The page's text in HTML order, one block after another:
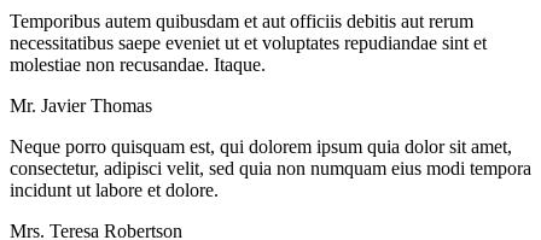
Temporibus autem quibusdam et aut officiis debitis aut rerum
necessitatibus saepe eveniet ut et voluptates repudiandae sint et
molestiae non recusandae. Itaque.
Mr. Javier Thomas
Neque porro quisquam est, qui dolorem ipsum quia dolor sit amet,
consectetur, adipisci velit, sed quia non numquam eius modi tempora
incidunt ut labore et dolore.
Mrs. Teresa Robertson